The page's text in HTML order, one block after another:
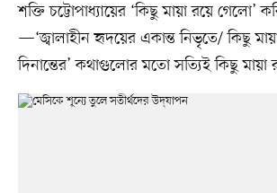
শক্তি চট্টোপাধ্যায়ের ‘কিছু মায়া রয়ে গেলো’
—‘জ্বালাহীন হৃদয়ের একান্ত নিভৃতে/ কিছু
দিনান্তের’ কথাগুলোর মতো সত্যিই কিছু মায়া